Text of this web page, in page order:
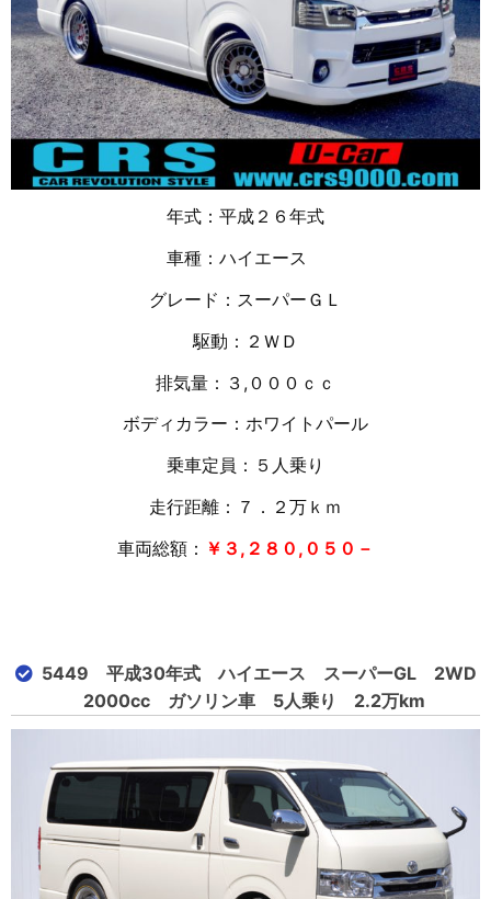
年式：平成２６年式
車種：ハイエース
グレード：スーパーＧＬ
駆動：２ＷＤ
排気量：３,０００ｃｃ
ボディカラー：ホワイトパール
乗車定員：５人乗り
走行距離：７．２万 ｋｍ
車両総額： ￥３,２８０,０５０－
5449 平成30年式 ハイエース スーパーGL 2WD
2000cc ガソリン車 5人乗り 2.2万km